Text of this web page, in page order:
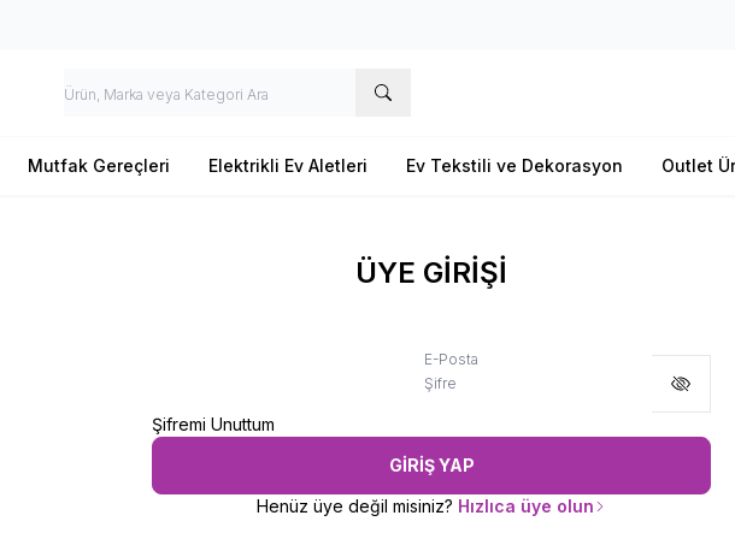
Mutfak Gereçleri Elektrikli Ev Aletleri Ev Tekstili ve Dekorasyon Outlet
ÜYE GİRİŞİ
E-Posta
Şifre
Şifremi Unuttum
GİRİŞ YAP
Henüz üye değil misiniz? Hızlıca üye olun